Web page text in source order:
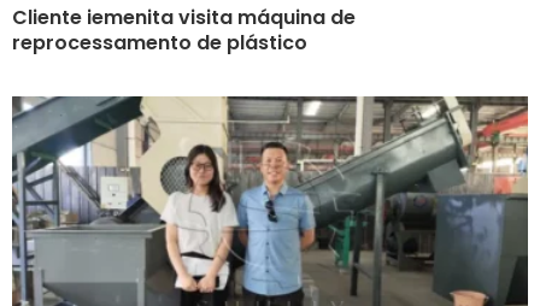
Cliente iemenita visita máquina de
reprocessamento de plástico